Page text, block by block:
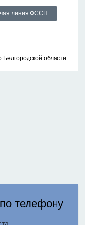
линия ФССП
области